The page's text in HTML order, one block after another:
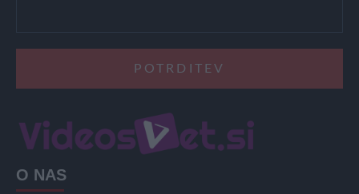
O NAS